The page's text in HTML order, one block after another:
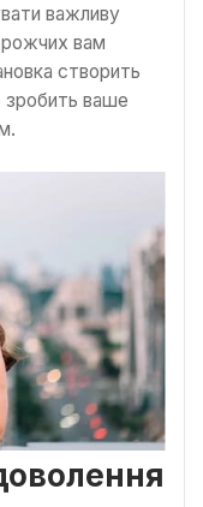
важливу
вам
створить
ваше